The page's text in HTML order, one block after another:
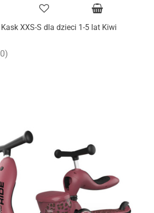
Kask XXS-S dla dzieci 1-5 lat Kiwi